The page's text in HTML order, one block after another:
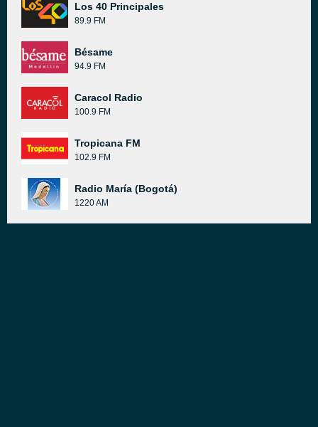
Los 40 Principales
89.9 FM
Bésame
94.9 FM
Caracol Radio
100.9 FM
Tropicana FM
102.9 FM
Radio María (Bogotá)
1220 AM